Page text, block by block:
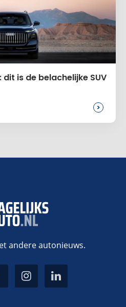
dit is de belachelijke SUV
>
andere autonieuws.